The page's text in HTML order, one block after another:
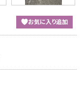
お気に入り追加